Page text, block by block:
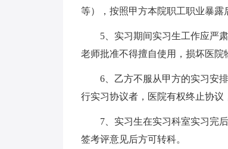
等），按照甲方本院职工职业暴露
5、实习期间实习生工作应严
老师批准不得擅自使用，损坏医院
6、乙方不服从甲方的实习安
行实习协议者，医院有权终止协议
7、实习生在实习科室实习完
签考评意见后方可转科。